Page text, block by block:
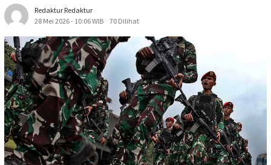
Redaktur Redaktur
28 Mei 2026 - 10:06 WIB
70 Dilihat